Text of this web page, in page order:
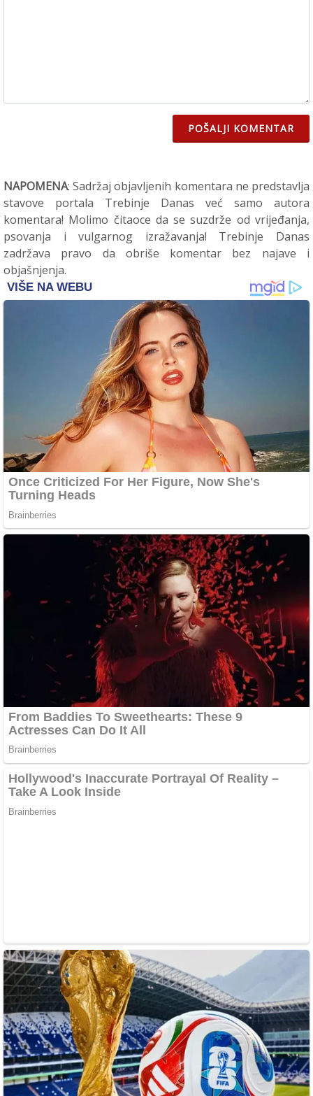
POŠALJI KOMENTAR
NAPOMENA: Sadržaj objavljenih komentara ne predstavlja
stavove portala Trebinje Danas već samo autora
komentara! Molimo čitaoce da se suzdrže od vrijeđanja,
psovanja i vulgarnog izražavanja! Trebinje Danas
zadržava pravo da obriše komentar bez najave i
objašnjenja.